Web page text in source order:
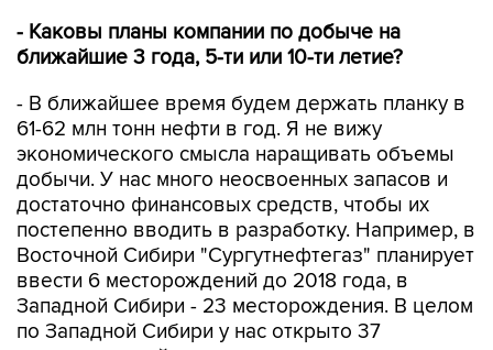
- Каковы планы компании по добыче на
ближайшие 3 года, 5-ти или 10-ти летие?
- В ближайшее время будем держать планку в
61-62 млн тонн нефти в год. Я не вижу
экономического смысла наращивать объемы
добычи. У нас много неосвоенных запасов и
достаточно финансовых средств, чтобы их
постепенно вводить в разработку. Например, в
Восточной Сибири "Сургутнефтегаз" планирует
ввести 6 месторождений до 2018 года, в
Западной Сибири - 23 месторождения. В целом
по Западной Сибири у нас открыто 37